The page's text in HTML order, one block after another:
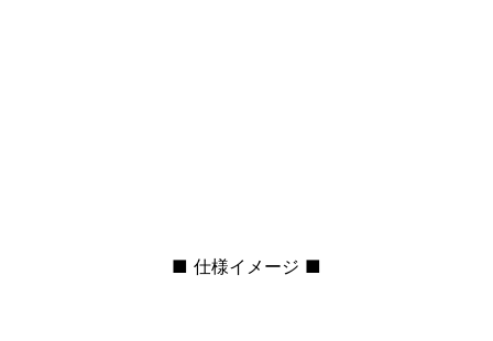
■ 仕様イメージ ■